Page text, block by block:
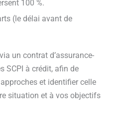
100 %.
(le délai avant de
un contrat d’assurance-
SCPI à crédit, afin de
et identifier celle
situation et à vos objectifs